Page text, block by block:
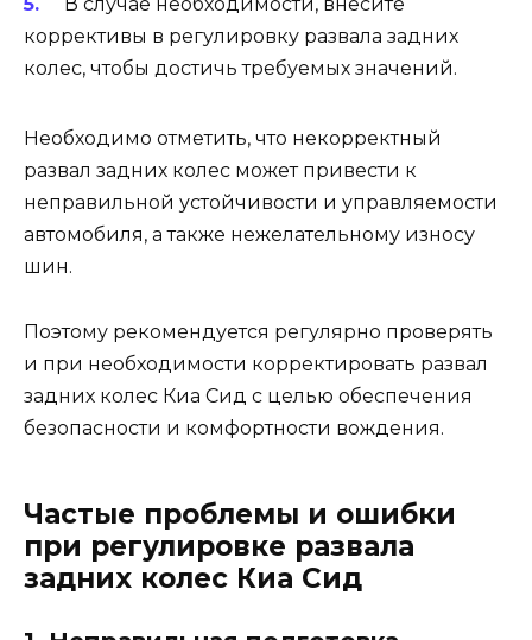
В случае необходимости, внесите
коррективы в регулировку развала задних
колес, чтобы достичь требуемых значений.
Необходимо отметить, что некорректный
развал задних колес может привести к
неправильной устойчивости и управляемости
автомобиля, а также нежелательному износу
шин.
Поэтому рекомендуется регулярно проверять
и при необходимости корректировать развал
задних колес Киа Сид с целью обеспечения
безопасности и комфортности вождения.
Частые проблемы и ошибки
при регулировке развала
задних колес Киа Сид